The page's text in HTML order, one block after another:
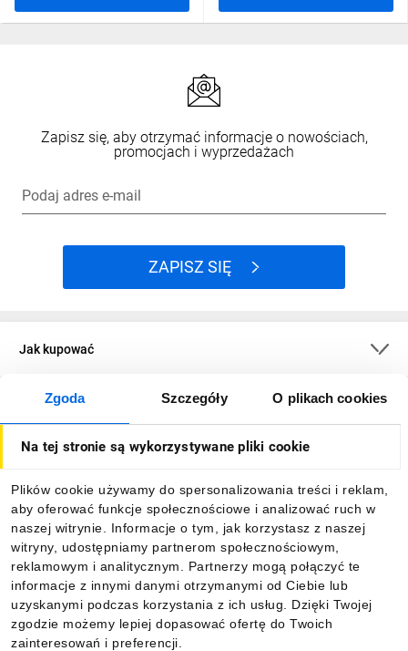
Zgoda Szczegóły O plikach cookies
Na tej stronie są wykorzystywane pliki cookie
Plików cookie używamy do spersonalizowania treści i reklam,
aby oferować funkcje społecznościowe i analizować ruch w
naszej witrynie. Informacje o tym, jak korzystasz z naszej
witryny, udostępniamy partnerom społecznościowym,
reklamowym i analitycznym. Partnerzy mogą połączyć te
informacje z innymi danymi otrzymanymi od Ciebie lub
uzyskanymi podczas korzystania z ich usług. Dzięki Twojej
zgodzie możemy lepiej dopasować ofertę do Twoich
zainteresowań i preferencji.
Zapisz się, aby otrzymać informacje o nowościach,
promocjach i wyprzedażach
Podaj adres e-mail
ZAPISZ SIĘ
Jak kupować
O firmie
Informacje
Pobierz naszą aplikację mobilną: